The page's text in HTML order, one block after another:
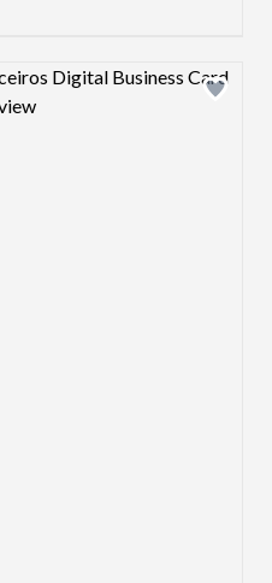
Design preview image